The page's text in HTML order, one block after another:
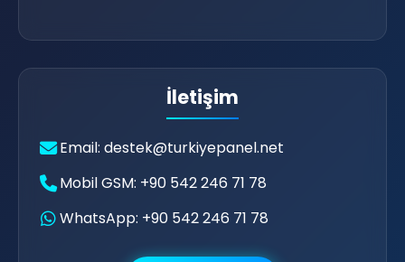
💖
İletişim
Email: destek@turkiyepanel.net
Mobil GSM: +90 542 246 71 78
WhatsApp: +90 542 246 71 78